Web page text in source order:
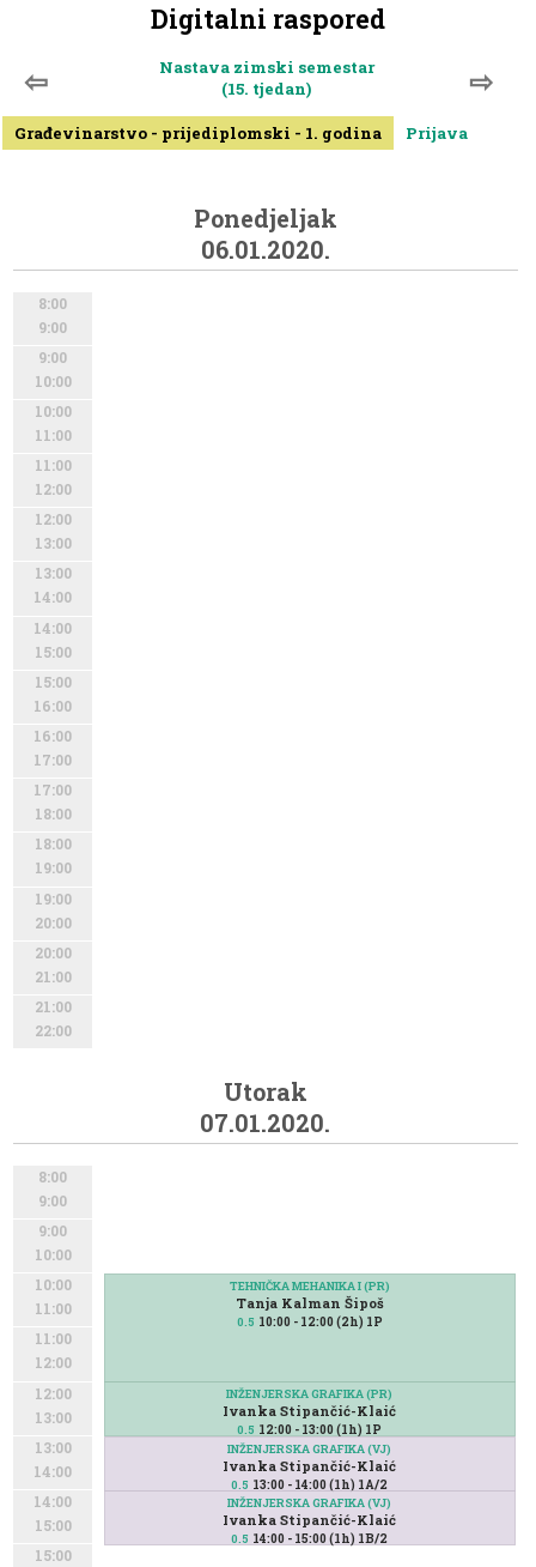
Digitalni raspored
⇦
Nastava zimski semestar
(15. tjedan)
⇨
Građevinarstvo - prijediplomski - 1. godina Prijava
Ponedjeljak
06.01.2020.
8:00
9:00
9:00
10:00
10:00
11:00
11:00
12:00
12:00
13:00
13:00
14:00
14:00
15:00
15:00
16:00
16:00
17:00
17:00
18:00
18:00
19:00
19:00
20:00
20:00
21:00
21:00
22:00
Utorak
07.01.2020.
8:00
9:00
9:00
10:00
10:00
11:00
11:00
12:00
12:00
13:00
13:00
14:00
14:00
15:00
15:00
TEHNIČKA MEHANIKA I (PR)
Tanja Kalman Šipoš
0.5 10:00 - 12:00 (2h) 1P
INŽENJERSKA GRAFIKA (PR)
Ivanka Stipančić-Klaić
0.5 12:00 - 13:00 (1h) 1P
INŽENJERSKA GRAFIKA (VJ)
Ivanka Stipančić-Klaić
0.5 13:00 - 14:00 (1h) 1A/2
INŽENJERSKA GRAFIKA (VJ)
Ivanka Stipančić-Klaić
0.5 14:00 - 15:00 (1h) 1B/2